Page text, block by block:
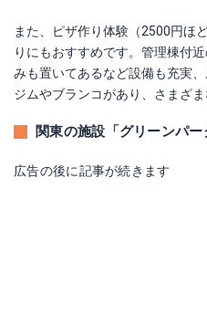
また、ピザ作り体験（2500円ほ
りにもおすすめです。管理棟付
みも置いてあるなど設備も充実
ジムやブランコがあり、さまざま
関東の施設「グリーンパ
広告の後に記事が続きます